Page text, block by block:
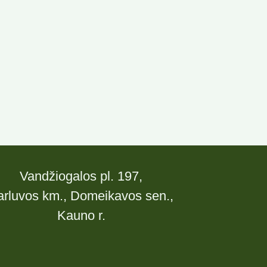
Vandžiogalos pl. 197,
km., Domeikavos sen.,
Kauno r.